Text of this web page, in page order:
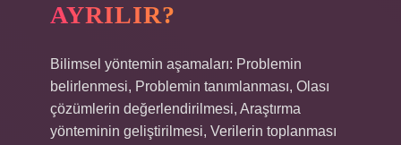
AYRILIR?
Bilimsel yöntemin aşamaları: Problemin
belirlenmesi, Problemin tanımlanması, Olası
çözümlerin değerlendirilmesi, Araştırma
yönteminin geliştirilmesi, Verilerin toplanması